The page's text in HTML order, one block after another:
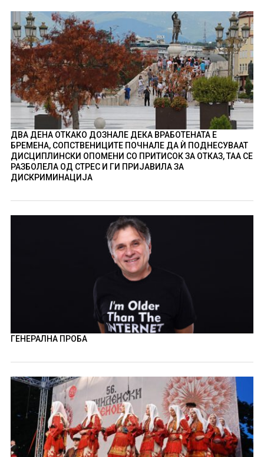
ДВА ДЕНА ОТКАКО ДОЗНАЛЕ ДЕКА ВРАБОТЕНАТА Е
БРЕМЕНА, СОПСТВЕНИЦИТЕ ПОЧНАЛЕ ДА Ѝ ПОДНЕСУВААТ
ДИСЦИПЛИНСКИ ОПОМЕНИ СО ПРИТИСОК ЗА ОТКАЗ, ТАА СЕ
РАЗБОЛЕЛА ОД СТРЕС И ГИ ПРИЈАВИЛА ЗА
ДИСКРИМИНАЦИЈА
ГЕНЕРАЛНА ПРОБА